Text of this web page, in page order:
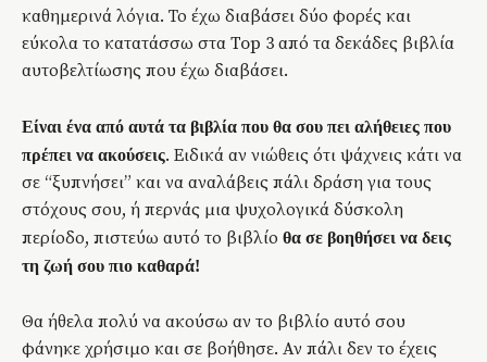
καθημερινά λόγια. Το έχω διαβάσει δύο φορές και
εύκολα το κατατάσσω στα Top 3 από τα δεκάδες βιβλία
αυτοβελτίωσης που έχω διαβάσει.
Είναι ένα από αυτά τα βιβλία που θα σου πει αλήθειες που
πρέπει να ακούσεις. Ειδικά αν νιώθεις ότι ψάχνεις κάτι να
σε “ξυπνήσει” και να αναλάβεις πάλι δράση για τους
στόχους σου, ή περνάς μια ψυχολογικά δύσκολη
περίοδο, πιστεύω αυτό το βιβλίο θα σε βοηθήσει να δεις
τη ζωή σου πιο καθαρά!
Θα ήθελα πολύ να ακούσω αν το βιβλίο αυτό σου
φάνηκε χρήσιμο και σε βοήθησε. Αν πάλι δεν το έχεις